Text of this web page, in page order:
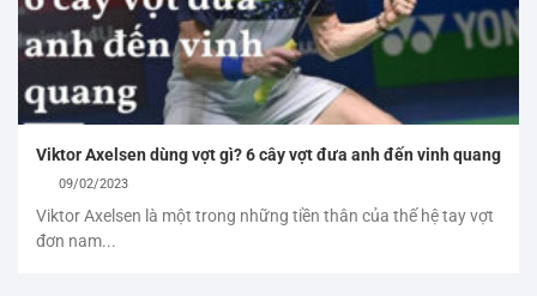
Viktor Axelsen dùng vợt gì? 6 cây vợt đưa anh đến vinh quang
09/02/2023
Viktor Axelsen là một trong những tiền thân của thế hệ tay vợt
đơn nam...